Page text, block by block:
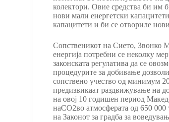
колектори. Овие средства би им
нови мали енергетски
капацитети и би се отвориле
Сопственикот на Сието, Звонко
енергија потребни се неколку
законската регулатива да се
процедурите за добивање
сопствено учество од минимум
предизвикаат раздвижување на
на овој 10 годишен период
наCO2во атмосферата од 650
на Законот за градба за